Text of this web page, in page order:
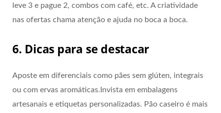
leve 3 e pague 2, combos com café, etc. A criatividade
nas ofertas chama atenção e ajuda no boca a boca.
6. Dicas para se destacar
Aposte em diferenciais como pães sem glúten, integrais
ou com ervas aromáticas.Invista em embalagens
artesanais e etiquetas personalizadas. Pão caseiro é mais